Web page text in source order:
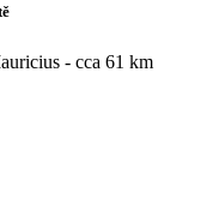
- cca 61 km